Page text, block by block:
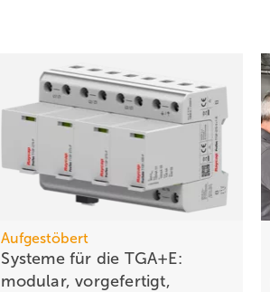
Aufgestöbert
Systeme für die TGA+E:
modu­lar, vor­ge­fer­tigt,